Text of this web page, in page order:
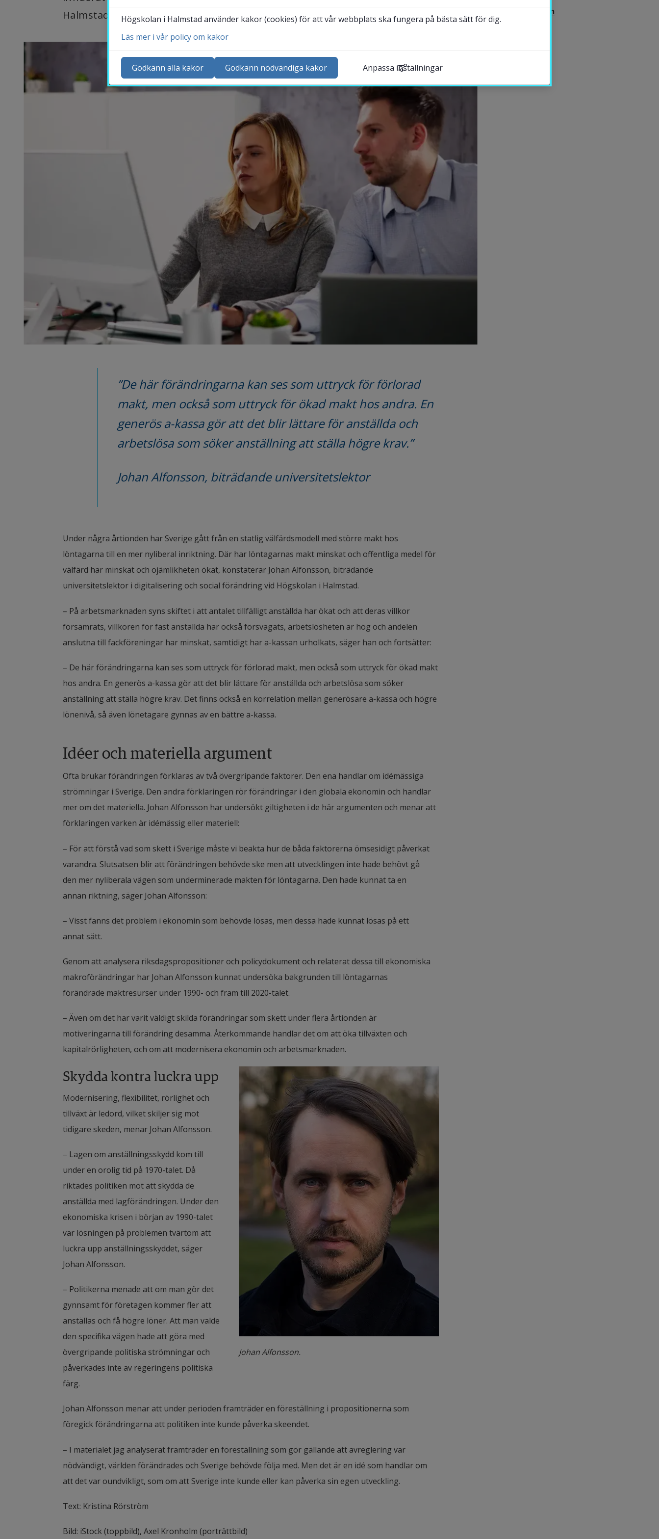
Halmstad visar att andra vägar än avreglering hade varit möjliga för Sverige.
”De här förändringarna kan ses som uttryck för förlorad
makt, men också som uttryck för ökad makt hos andra. En
generös a-kassa gör att det blir lättare för anställda och
arbetslösa som söker anställning att ställa högre krav.”
Johan Alfonsson, biträdande universitetslektor
Under några årtionden har Sverige gått från en statlig välfärdsmodell med större makt hos
löntagarna till en mer nyliberal inriktning. Där har löntagarnas makt minskat och offentliga medel för
välfärd har minskat och ojämlikheten ökat, konstaterar Johan Alfonsson, biträdande
universitetslektor i digitalisering och social förändring vid Högskolan i Halmstad.
– På arbetsmarknaden syns skiftet i att antalet tillfälligt anställda har ökat och att deras villkor
försämrats, villkoren för fast anställda har också försvagats, arbetslösheten är hög och andelen
anslutna till fackföreningar har minskat, samtidigt har a-kassan urholkats, säger han och fortsätter:
– De här förändringarna kan ses som uttryck för förlorad makt, men också som uttryck för ökad makt
hos andra. En generös a-kassa gör att det blir lättare för anställda och arbetslösa som söker
anställning att ställa högre krav. Det finns också en korrelation mellan generösare a-kassa och högre
lönenivå, så även lönetagare gynnas av en bättre a-kassa.
Idéer och materiella argument
Ofta brukar förändringen förklaras av två övergripande faktorer. Den ena handlar om idémässiga
strömningar i Sverige. Den andra förklaringen rör förändringar i den globala ekonomin och handlar
mer om det materiella. Johan Alfonsson har undersökt giltigheten i de här argumenten och menar att
förklaringen varken är idémässig eller materiell:
– För att förstå vad som skett i Sverige måste vi beakta hur de båda faktorerna ömsesidigt påverkat
varandra. Slutsatsen blir att förändringen behövde ske men att utvecklingen inte hade behövt gå
den mer nyliberala vägen som underminerade makten för löntagarna. Den hade kunnat ta en
annan riktning, säger Johan Alfonsson:
– Visst fanns det problem i ekonomin som behövde lösas, men dessa hade kunnat lösas på ett
annat sätt.
Genom att analysera riksdagspropositioner och policydokument och relaterat dessa till ekonomiska
makroförändringar har Johan Alfonsson kunnat undersöka bakgrunden till löntagarnas
förändrade maktresurser under 1990- och fram till 2020-talet.
– Även om det har varit väldigt skilda förändringar som skett under flera årtionden är
motiveringarna till förändring desamma. Återkommande handlar det om att öka tillväxten och
kapitalrörligheten, och om att modernisera ekonomin och arbetsmarknaden.
Johan Alfonsson.
Skydda kontra luckra upp
Modernisering, flexibilitet, rörlighet och
tillväxt är ledord, vilket skiljer sig mot
tidigare skeden, menar Johan Alfonsson.
– Lagen om anställningsskydd kom till
under en orolig tid på 1970-talet. Då
riktades politiken mot att skydda de
anställda med lagförändringen. Under den
ekonomiska krisen i början av 1990-talet
var lösningen på problemen tvärtom att
luckra upp anställningsskyddet, säger
Johan Alfonsson.
– Politikerna menade att om man gör det
gynnsamt för företagen kommer fler att
anställas och få högre löner. Att man valde
den specifika vägen hade att göra med
övergripande politiska strömningar och
påverkades inte av regeringens politiska
färg.
Johan Alfonsson menar att under perioden framträder en föreställning i propositionerna som
föregick förändringarna att politiken inte kunde påverka skeendet.
– I materialet jag analyserat framträder en föreställning som gör gällande att avreglering var
nödvändigt, världen förändrades och Sverige behövde följa med. Men det är en idé som handlar om
att det var oundvikligt, som om att Sverige inte kunde eller kan påverka sin egen utveckling.
Text: Kristina Rörström
Bild: iStock (toppbild), Axel Kronholm (porträttbild)
Johan Alfonsson
DELA
Kontakta och besök oss
Nyheter
Kalender
Sök personal
Studentwebb
Medarbetarwebb Insidan
Länk till annan webbplats.
Högskolan i Halmstad använder kakor (cookies) för att vår webbplats ska fungera på bästa sätt för dig.
Läs mer i vår policy om kakor
Godkänn alla kakor Godkänn nödvändiga kakor Anpassa inställningar